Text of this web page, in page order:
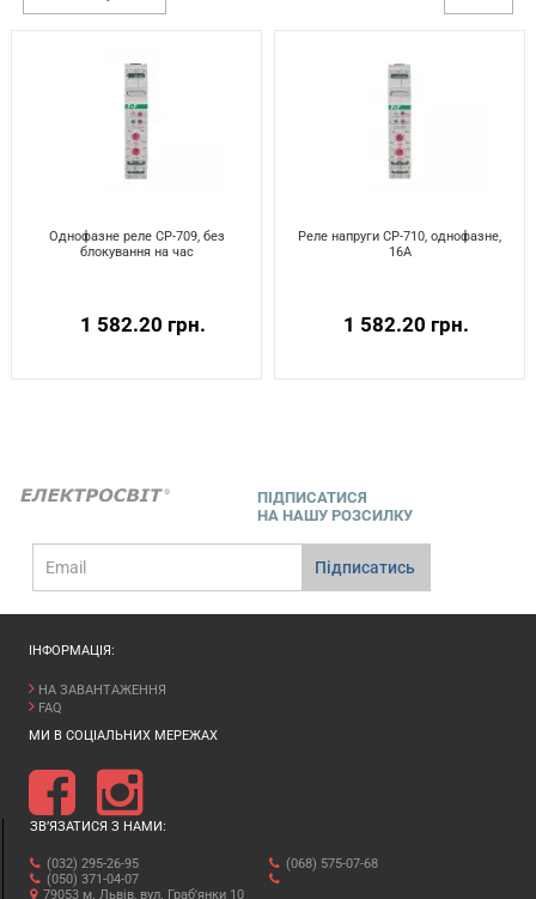
Однофазне реле CP-709, без
блокування на час
1 582.20 грн.
Реле напруги CP-710, однофазне,
16А
1 582.20 грн.
ПІДПИСАТИСЯ
НА НАШУ РОЗСИЛКУ
mail
Підписатись
ІНФОРМАЦІЯ:
НА ЗАВАНТАЖЕННЯ
FAQ
МИ В СОЦІАЛЬНИХ МЕРЕЖАХ
ЗВ’ЯЗАТИСЯ З НАМИ:
(032) 295-26-95
(050) 371-04-07
(068) 575-07-68
79053 м. Львів, вул. Граб'янки 10